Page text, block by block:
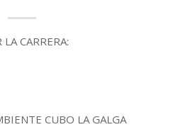
LA CARRERA:
CUBO LA GALGA